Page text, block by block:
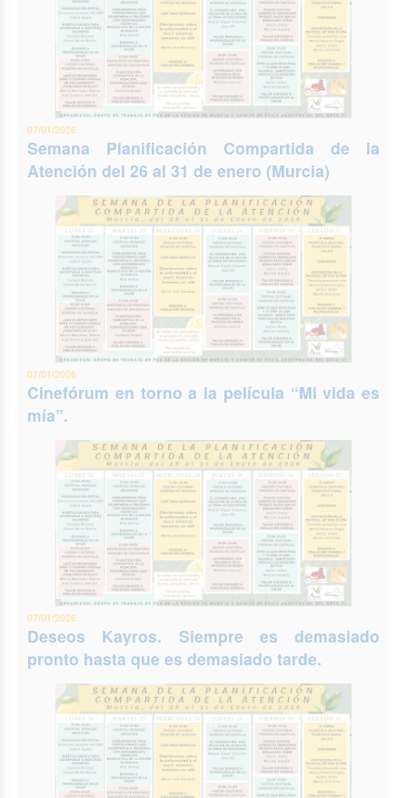
07/01/2026
Semana Planificación Compartida de la
Atención del 26 al 31 de enero (Murcia)
07/01/2026
Cinefórum en torno a la película “Mi vida es
mía”.
07/01/2026
Deseos Kayros. Siempre es demasiado
pronto hasta que es demasiado tarde.